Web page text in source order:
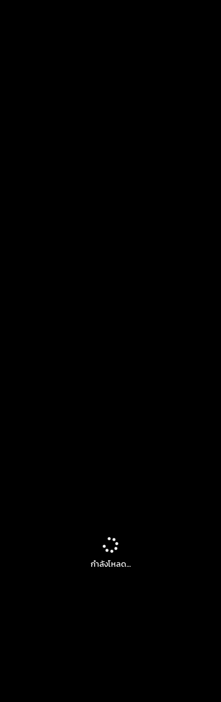
กำลังโหลด...